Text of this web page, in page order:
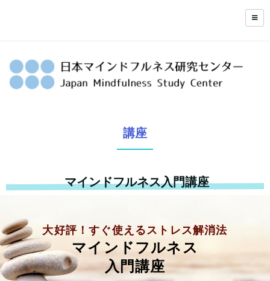
講座
マインドフルネス入門講座
大好評！すぐ使えるストレス解消法
マインドフルネス
入門講座